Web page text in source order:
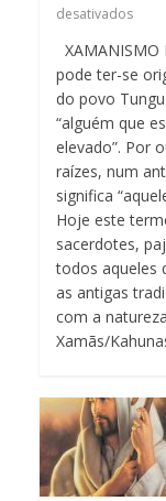
desativados
XAMANISMO
pode ter-se
do povo
“alguém que
elevado”. Por
raízes, num
significa
Hoje este
sacerdotes,
todos aqueles
as antigas
com a
Xamãs/